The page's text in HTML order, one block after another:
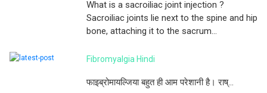
What is a sacroiliac joint injection ?
Sacroiliac joints lie next to the spine and hip
bone, attaching it to the sacrum...
Fibromyalgia Hindi
फाइब्रोमायल्जिया बहुत ही आम परेशानी है। राष्...